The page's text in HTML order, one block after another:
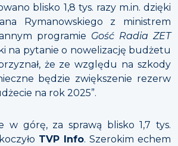
blisko 1,8 tys. razy m.in. dzięki
Rymanowskiego z ministrem
programie Gość Radia ZET
na pytanie o nowelizację budżetu
że ze względu na szkody
będzie zwiększenie rezerw
na rok 2025”.
w górę, za sprawą blisko 1,7 tys.
TVP Info. Szerokim echem